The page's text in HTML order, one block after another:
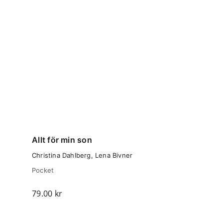
Allt för min son
Christina Dahlberg, Lena Bivner
Pocket
79.00 kr